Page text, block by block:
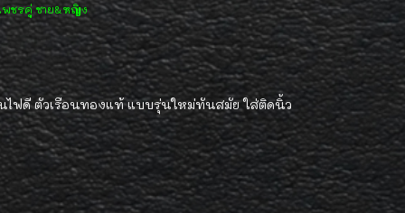
พชรคู่ ชาย&หญิง
ไฟดี ตัวเรือนทองแท้ แบบรุ่นใหม่ทันสมัย ใส่ติดนิ้ว